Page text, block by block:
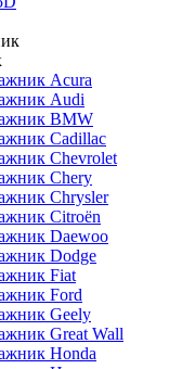
Acura
Audi
BMW
Cadillac
Chevrolet
Chery
Chrysler
Citroёn
Daewoo
Dodge
Fiat
Ford
Geely
Great Wall
Honda